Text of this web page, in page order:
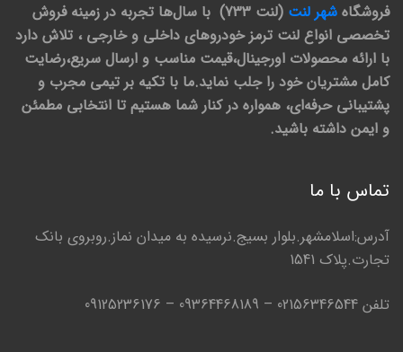
فروشگاه شهر لنت
(لنت 733) با سال‌ها تجربه در زمینه فروش
تخصصی انواع لنت ترمز خودروهای داخلی و خارجی ، تلاش دارد
با ارائه محصولات اورجینال،قیمت مناسب و ارسال سریع،رضایت
کامل مشتریان خود را جلب نماید.ما با تکیه بر تیمی مجرب و
پشتیبانی حرفه‌ای، همواره در کنار شما هستیم تا انتخابی مطمئن
و ایمن داشته باشید.
تماس با ما
آدرس:اسلامشهر.بلوار بسیج.نرسیده به میدان نماز.روبروی بانک
تجارت.پلاک 1541
تلفن 02156346544 – 09364468189 – 09125236176